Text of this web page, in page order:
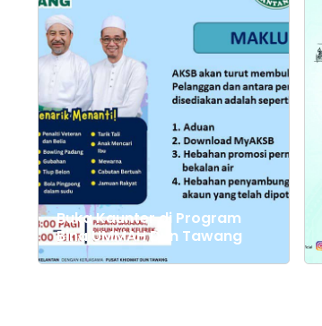
Buka Kaunter di Program
Bina UMMAH Dun Tawang